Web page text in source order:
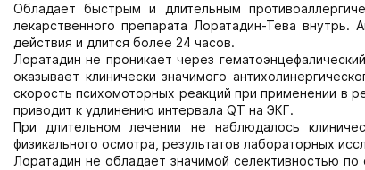
Обладает быстрым и длительным
лекарственного препарата Лоратадин-Тева внутрь.
действия и длится более 24 часов.
Лоратадин не проникает через
оказывает клинически значимого
скорость пси­хомоторных реакций при применении в
приводит к удлинению интервала QT на ЭКГ.
При длительном лечении не наблюдалось
физикального осмотра, результатов лабораторных
Лоратадин не обладает значимой селективностью